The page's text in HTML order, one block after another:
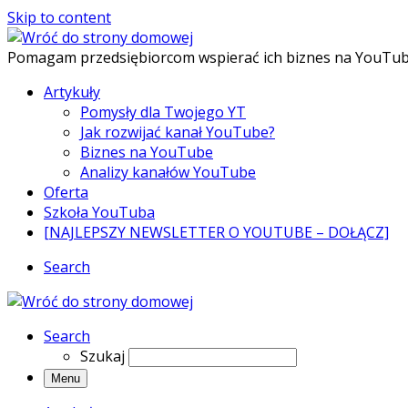
Skip to content
Pomagam przedsiębiorcom wspierać ich biznes na
Artykuły
Pomysły dla Twojego YT
Jak rozwijać kanał YouTube?
Biznes na YouTube
Analizy kanałów YouTube
Oferta
Szkoła YouTuba
[NAJLEPSZY NEWSLETTER O YOUTUBE – DOŁĄCZ]
Search
Search
Szukaj
Menu